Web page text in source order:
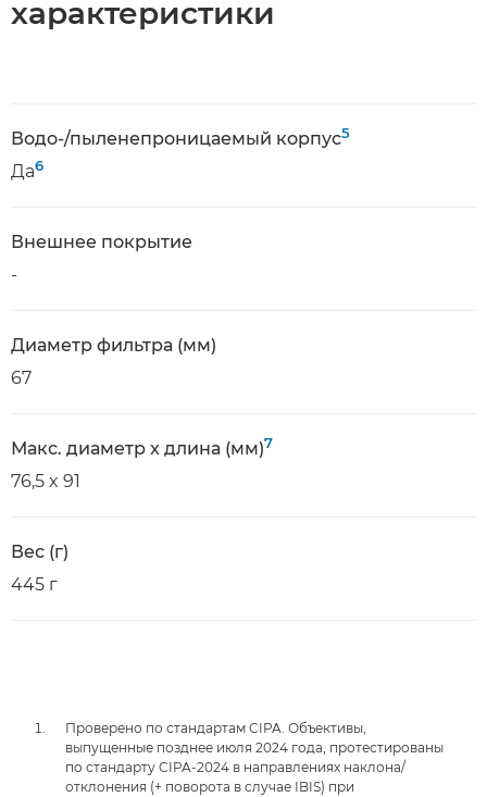
характеристики
Водо-/пыленепроницаемый корпус5
Да6
Внешнее покрытие
-
Диаметр фильтра (мм)
67
Макс. диаметр x длина (мм)7
76,5 x 91
Вес (г)
445 г
Проверено по стандартам CIPA. Объективы,
выпущенные позднее июля 2024 года, протестированы
по стандарту CIPA-2024 в направлениях наклона/
отклонения (+ поворота в случае IBIS) при